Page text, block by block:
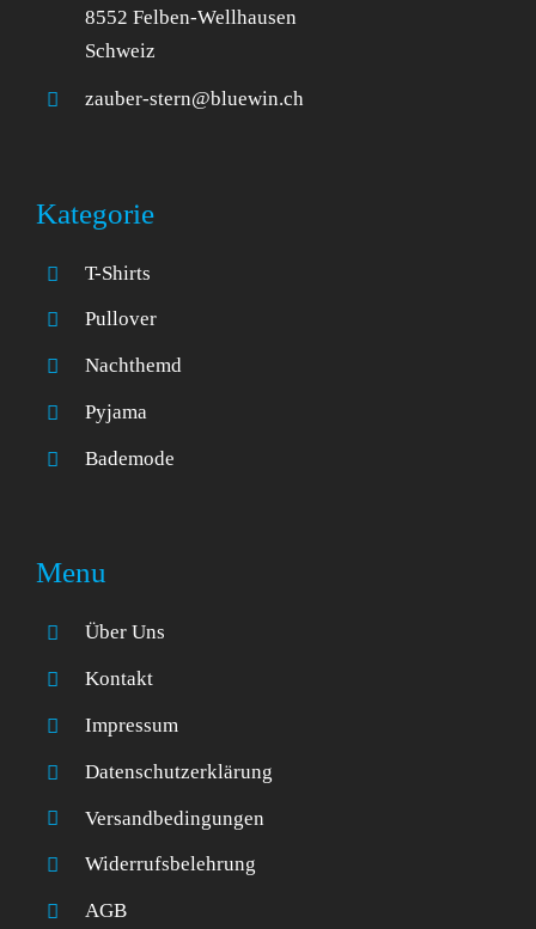
8552 Felben-Wellhausen
Schweiz
zauber-stern@bluewin.ch
Kategorie
T-Shirts
Pullover
Nachthemd
Pyjama
Bademode
Menu
Über Uns
Kontakt
Impressum
Datenschutzerklärung
Versandbedingungen
Widerrufsbelehrung
AGB